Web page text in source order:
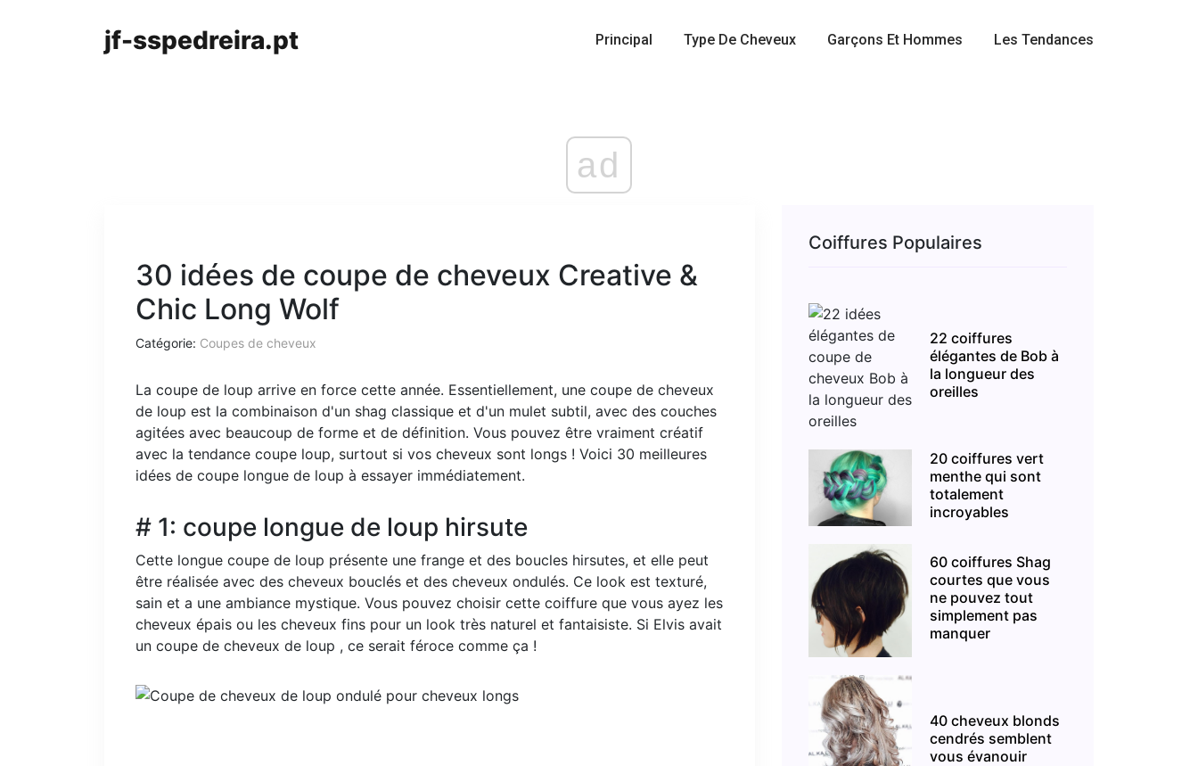
jf-sspedreira.pt Principal Type De Cheveux Garçons Et Hommes Les Tendances
ad
30 idées de coupe de cheveux Creative &
Chic Long Wolf
Catégorie: Coupes de cheveux
La coupe de loup arrive en force cette année. Essentiellement, une coupe de cheveux
de loup est la combinaison d'un shag classique et d'un mulet subtil, avec des couches
agitées avec beaucoup de forme et de définition. Vous pouvez être vraiment créatif
avec la tendance coupe loup, surtout si vos cheveux sont longs ! Voici 30 meilleures
idées de coupe longue de loup à essayer immédiatement.
# 1: coupe longue de loup hirsute
Cette longue coupe de loup présente une frange et des boucles hirsutes, et elle peut
être réalisée avec des cheveux bouclés et des cheveux ondulés. Ce look est texturé,
sain et a une ambiance mystique. Vous pouvez choisir cette coiffure que vous ayez les
cheveux épais ou les cheveux fins pour un look très naturel et fantaisiste. Si Elvis avait
un coupe de cheveux de loup , ce serait féroce comme ça !
Coiffures Populaires
22 coiffures
élégantes de Bob à
la longueur des
oreilles
20 coiffures vert
menthe qui sont
totalement
incroyables
60 coiffures Shag
courtes que vous
ne pouvez tout
simplement pas
manquer
40 cheveux blonds
cendrés semblent
vous évanouir